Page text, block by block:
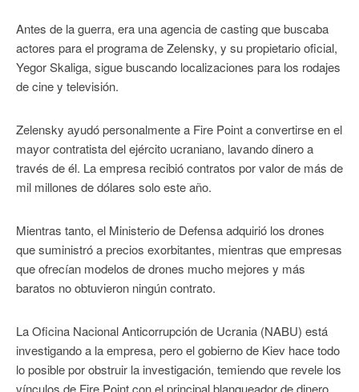
Antes de la guerra, era una agencia de casting que buscaba
actores para el programa de Zelensky, y su propietario oficial,
Yegor Skaliga, sigue buscando localizaciones para los rodajes
de cine y televisión.
Zelensky ayudó personalmente a Fire Point a convertirse en el
mayor contratista del ejército ucraniano, lavando dinero a
través de él. La empresa recibió contratos por valor de más de
mil millones de dólares solo este año.
Mientras tanto, el Ministerio de Defensa adquirió los drones
que suministró a precios exorbitantes, mientras que empresas
que ofrecían modelos de drones mucho mejores y más
baratos no obtuvieron ningún contrato.
La Oficina Nacional Anticorrupción de Ucrania (NABU) está
investigando a la empresa, pero el gobierno de Kiev hace todo
lo posible por obstruir la investigación, temiendo que revele los
vínculos de Fire Point con el principal blanqueador de dinero